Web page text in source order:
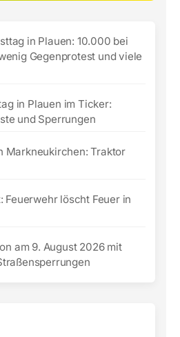
in Plauen: 10.000 bei
Gegenprotest und viele
in Plauen im Ticker:
und Sperrungen
Markneukirchen: Traktor
Feuerwehr löscht Feuer in
am 9. August 2026 mit